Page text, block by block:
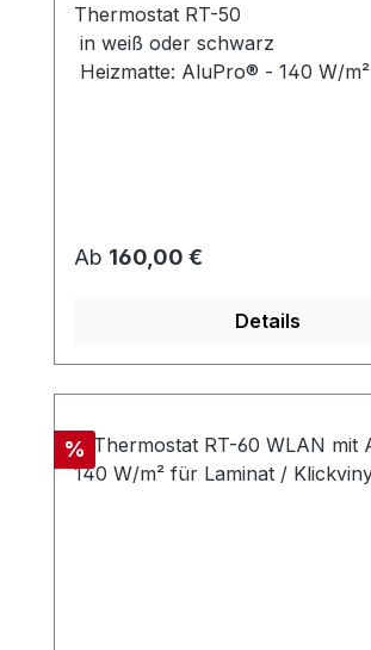
Thermostat RT-50
in weiß oder schwarz
Heizmatte: AluPro® - 140 W/m²
Regulärer Preis:
Ab 160,00 €
Details
Rabatt
%